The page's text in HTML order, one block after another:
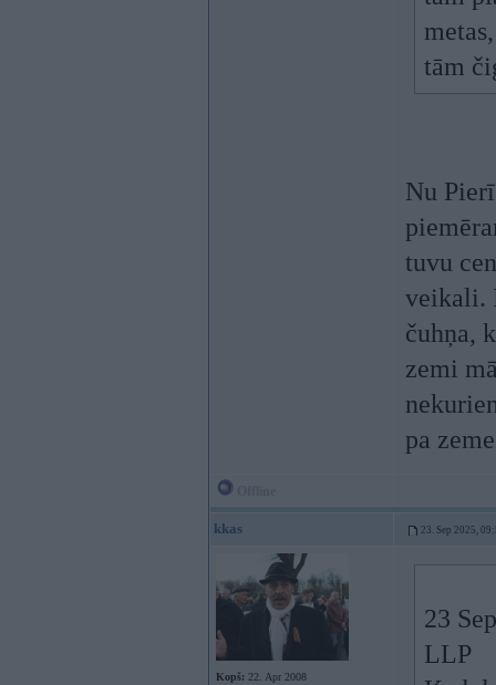
tām
Nu
tuvu
veikali.
čuhņa,
zemi
pa
kkas 23. Sep 2025,
Kopš: 22. Apr 2008
23
LLP